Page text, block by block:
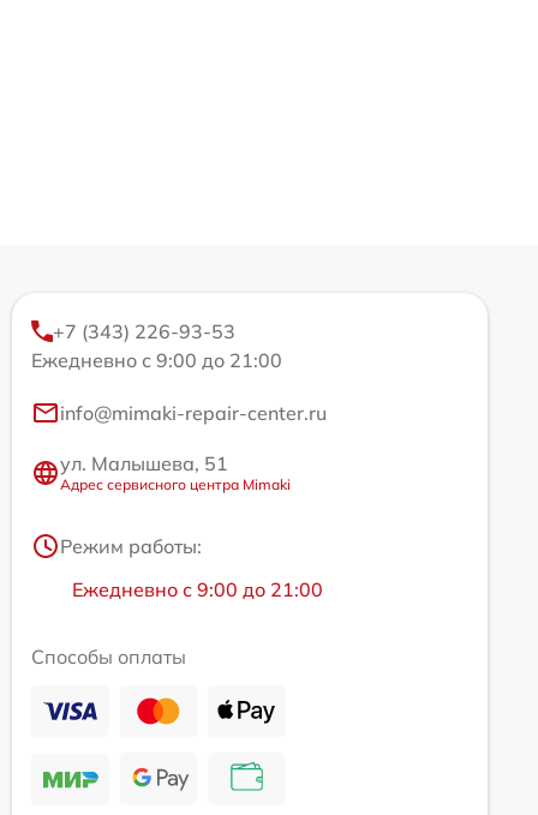
+7 (343) 226-93-53
Ежедневно с 9:00 до 21:00
info@mimaki-repair-center.ru
ул. Малышева, 51
Адрес сервисного центра Mimaki
Режим работы:
Ежедневно с 9:00 до 21:00
Способы оплаты